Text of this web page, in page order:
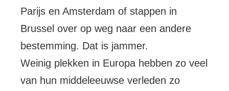
Parijs en Amsterdam of stappen in
Brussel over op weg naar een andere
bestemming. Dat is jammer.
Weinig plekken in Europa hebben zo veel
van hun middeleeuwse verleden zo